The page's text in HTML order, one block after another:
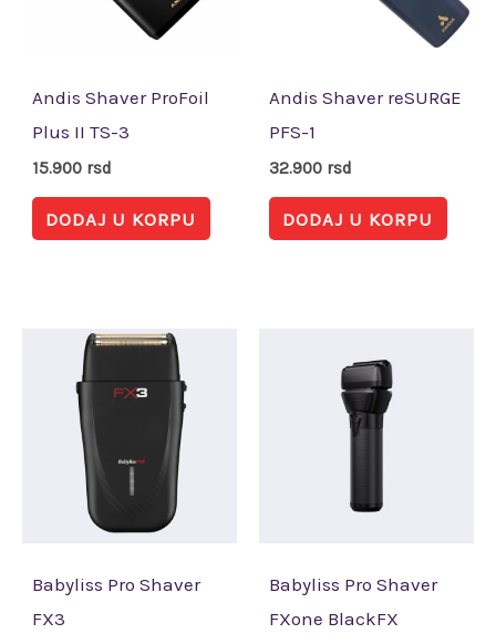
Andis Shaver ProFoil
Plus II TS-3
15.900 rsd
DODAJ U KORPU
Andis Shaver reSURGE
PFS-1
32.900 rsd
DODAJ U KORPU
Babyliss Pro Shaver
FX3
Babyliss Pro Shaver
FXone BlackFX